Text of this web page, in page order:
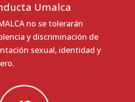
Umalca
no se tolerarán
y discriminación de
sexual, identidad y